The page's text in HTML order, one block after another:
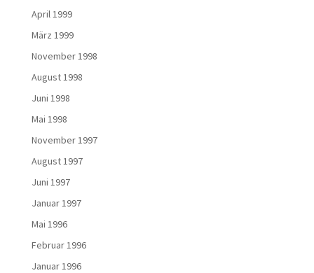
April 1999
März 1999
November 1998
August 1998
Juni 1998
Mai 1998
November 1997
August 1997
Juni 1997
Januar 1997
Mai 1996
Februar 1996
Januar 1996